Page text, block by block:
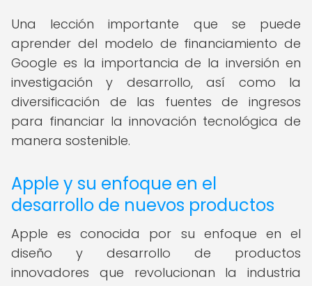
Una lección importante que se puede
aprender del modelo de financiamiento de
Google es la importancia de la inversión en
investigación y desarrollo, así como la
diversificación de las fuentes de ingresos
para financiar la innovación tecnológica de
manera sostenible.
Apple y su enfoque en el
desarrollo de nuevos productos
Apple es conocida por su enfoque en el
diseño y desarrollo de productos
innovadores que revolucionan la industria